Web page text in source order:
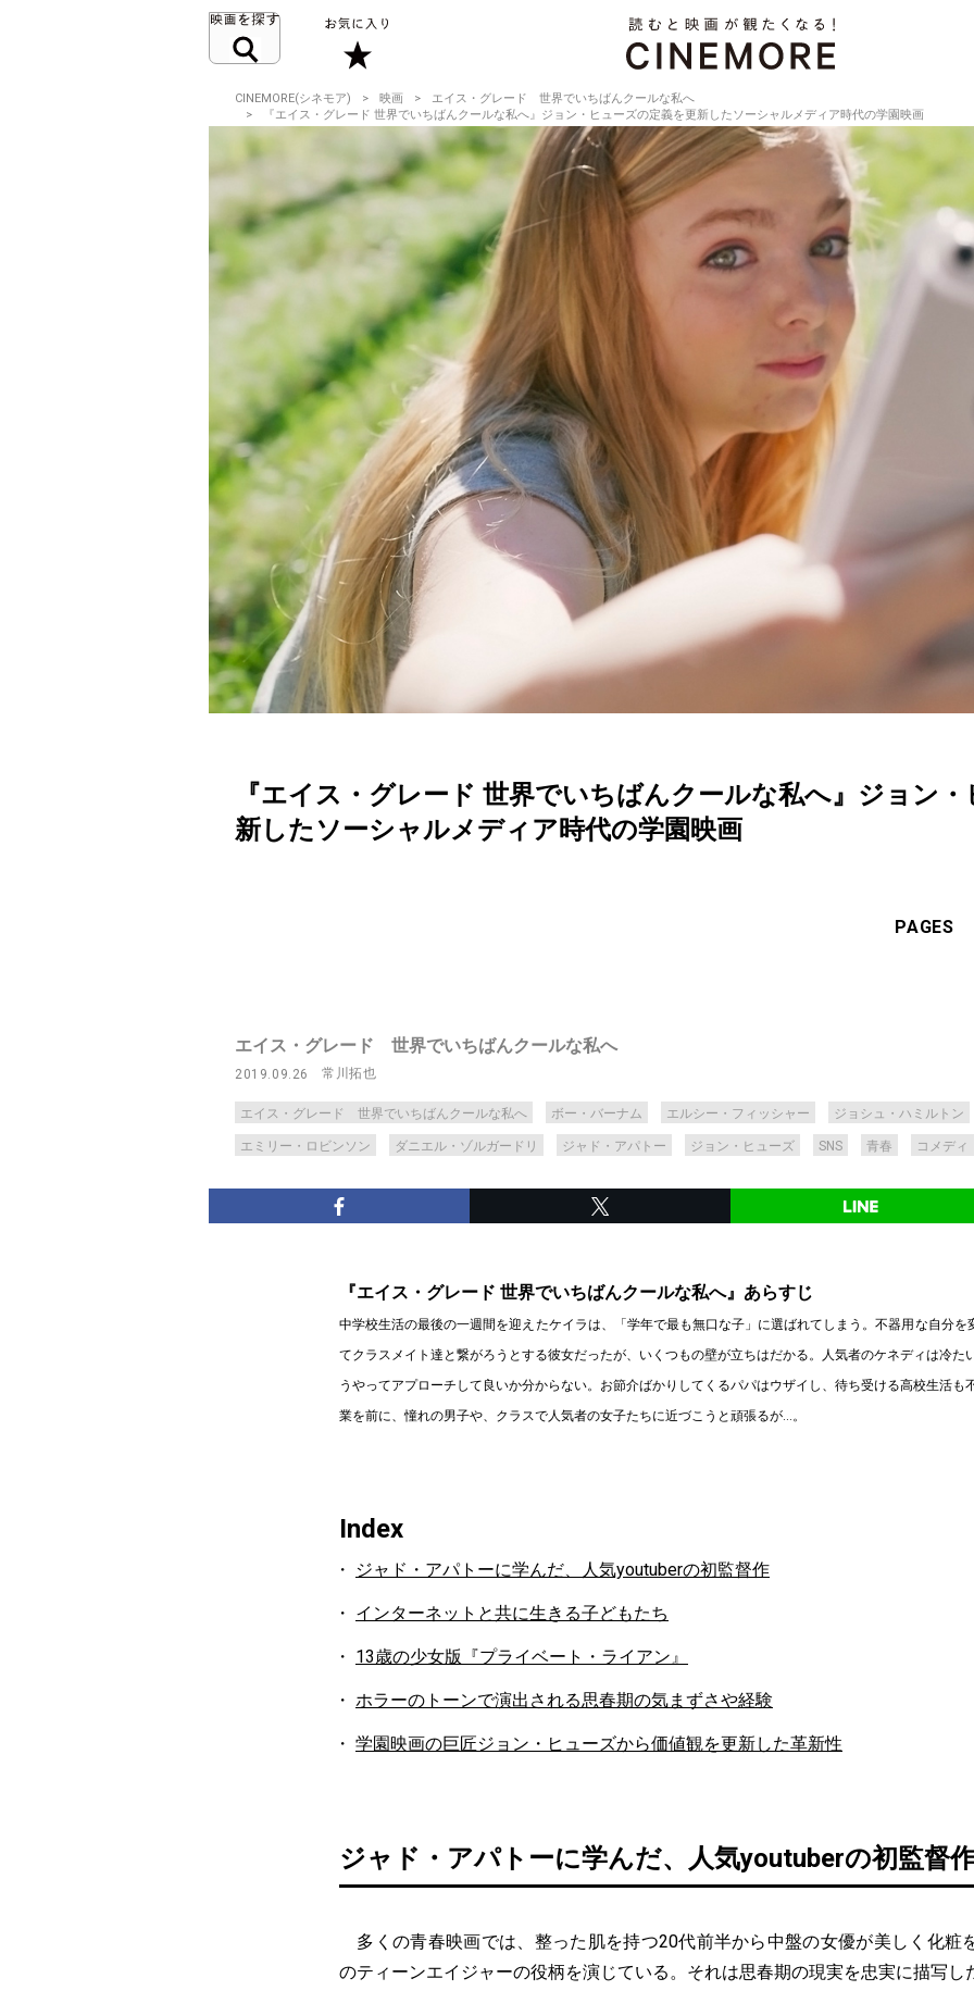
CINEMORE(シネモア) 映画
エイス・グレード 世界でいちばんクールな私へ
『エイス・グレード 世界でいちばんクールな私へ』ジョン・ヒューズの定義を更新したソーシャルメディア時代の学園映画
『エイス・グレード 世界でいちばんクールな私へ』ジョン
新したソーシャルメディア時代の学園映画
PAGES
エイス・グレード 世界でいちばんクールな私へ
2019.09.26 常川拓也
エイス・グレード 世界でいちばんクールな私へ ボー・バーナム エルシー・フィッシャー ジョシュ・ハミルトン
エミリー・ロビンソン ダニエル・ゾルガードリ ジャド・アパトー ジョン・ヒューズ SNS 青春 コメディ
『エイス・グレード 世界でいちばんクールな私へ』あらすじ
中学校生活の最後の一週間を迎えたケイラは、「学年で最も無口な子」に選ばれてしまう。不器用な自分を
てクラスメイト達と繋がろうとする彼女だったが、いくつもの壁が立ちはだかる。人気者のケネディは冷た
うやってアプローチして良いか分からない。お節介ばかりしてくるパパはウザイし、待ち受ける高校生活も
業を前に、憧れの男子や、クラスで人気者の女子たちに近づこうと頑張るが…。
Index
ジャド・アパトーに学んだ、人気youtuberの初監督作
インターネットと共に生きる子どもたち
13歳の少女版『プライベート・ライアン』
ホラーのトーンで演出される思春期の気まずさや経験
学園映画の巨匠ジョン・ヒューズから価値観を更新した革新性
ジャド・アパトーに学んだ、人気youtuberの初監督
多くの青春映画では、整った肌を持つ20代前半から中盤の女優が美しく化粧
のティーンエイジャーの役柄を演じている。それは思春期の現実を忠実に描写し